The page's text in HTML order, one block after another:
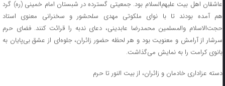
عاشقان اهل بیت علیهم‌السلام بود. جمعیتی گسترده در شبستان امام خمینی (ره) گرد
هم آمده بودند تا با نوای ملکوتی مهدی سلحشور و سخنرانی معنوی استاد
حجت‌الاسلام والمسلمین محمدرضا عابدینی، دعای ندبه را قرائت کنند. فضای حرم
سرشار از آرامش و معنویت بود و هر لحظه حضور زائران، جلوه‌ای از عشق بی‌پایان به
بانوی کرامت را به نمایش می‌گذاشت.
دسته عزاداری خادمان و زائران، از بیت النور تا حرم